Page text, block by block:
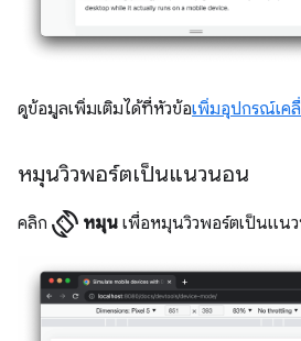
ดูข้อมูลเพิ่มเติมได้ที่หัวข้อเพิ่มอุปกรณ์เค
หมุนวิวพอร์ตเป็นแนวนอน
คลิก screen_rotation หมุน เพื่อหมุนวิวพอร์ตเป็นแน